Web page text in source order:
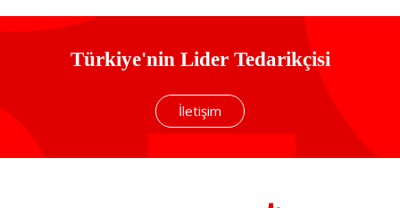
Türkiye'nin Lider Tedarikçisi
İletişim